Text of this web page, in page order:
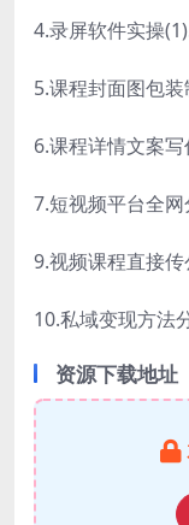
4.录屏软件实操
5.课程封面图包
6.课程详情文案
7.短视频平台全
9.视频课程直接
10.私域变现方法
资源下载地址